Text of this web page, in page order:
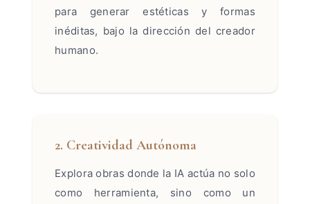
para generar estéticas y formas
inéditas, bajo la dirección del creador
humano.
2. Creatividad Autónoma
Explora obras donde la IA actúa no solo
como herramienta, sino como un